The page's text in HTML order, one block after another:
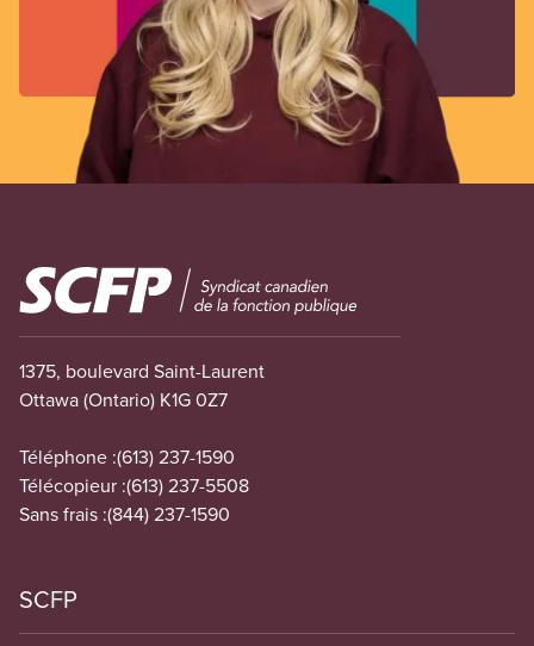
Image
1375, boulevard Saint-Laurent
Ottawa (Ontario) K1G 0Z7
Téléphone :(613) 237-1590
Télécopieur :(613) 237-5508
Sans frais :(844) 237-1590
SCFP